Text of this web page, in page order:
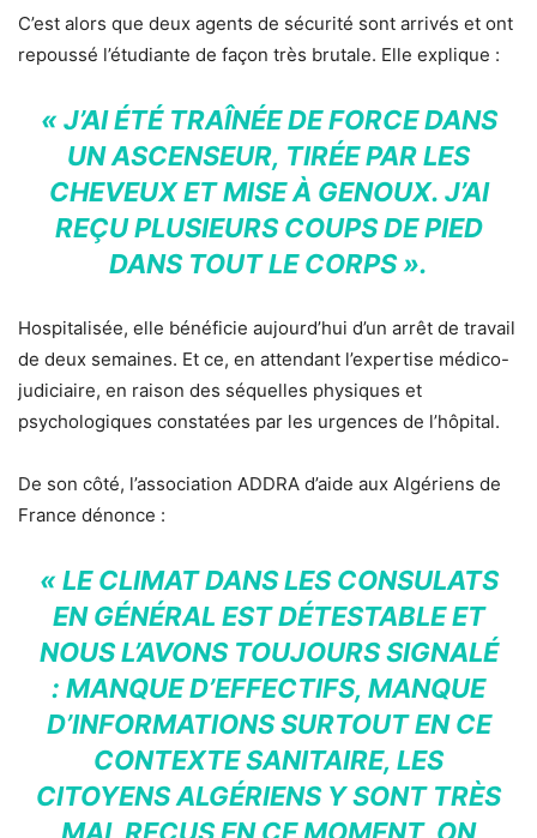
C’est alors que deux agents de sécurité sont arrivés et ont
repoussé l’étudiante de façon très brutale. Elle explique :
« J’AI ÉTÉ TRAÎNÉE DE FORCE DANS
UN ASCENSEUR, TIRÉE PAR LES
CHEVEUX ET MISE À GENOUX. J’AI
REÇU PLUSIEURS COUPS DE PIED
DANS TOUT LE CORPS ».
Hospitalisée, elle bénéficie aujourd’hui d’un arrêt de travail
de deux semaines. Et ce, en attendant l’expertise médico-
judiciaire, en raison des séquelles physiques et
psychologiques constatées par les urgences de l’hôpital.
De son côté, l’association ADDRA d’aide aux Algériens de
France dénonce :
« LE CLIMAT DANS LES CONSULATS
EN GÉNÉRAL EST DÉTESTABLE ET
NOUS L’AVONS TOUJOURS SIGNALÉ
: MANQUE D’EFFECTIFS, MANQUE
D’INFORMATIONS SURTOUT EN CE
CONTEXTE SANITAIRE, LES
CITOYENS ALGÉRIENS Y SONT TRÈS
MAL REÇUS EN CE MOMENT, ON